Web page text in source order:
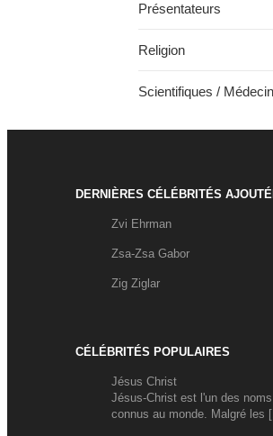
Présentateurs
Religion
Scientifiques /
DERNIÈRES CÉLÉBRITÉS
Zvi Ehrman
Zsa-Zsa Gabor
Zig Ziglar
CÉLÉBRITÉS POPULAIRES
Jésus Christ
Jésus-Christ est l'un des
connus au monde. Malgré les